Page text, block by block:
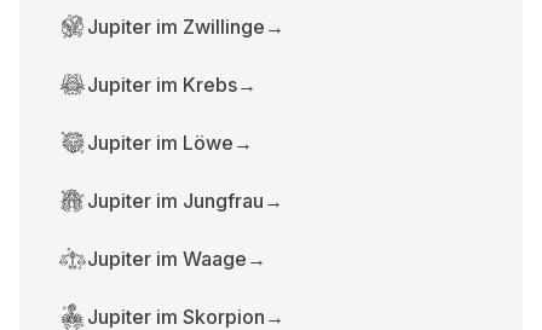
Jupiter im Zwillinge →
Jupiter im Krebs→
Jupiter im Löwe →
Jupiter im Jungfrau →
Jupiter im Waage →
Jupiter im Skorpion →